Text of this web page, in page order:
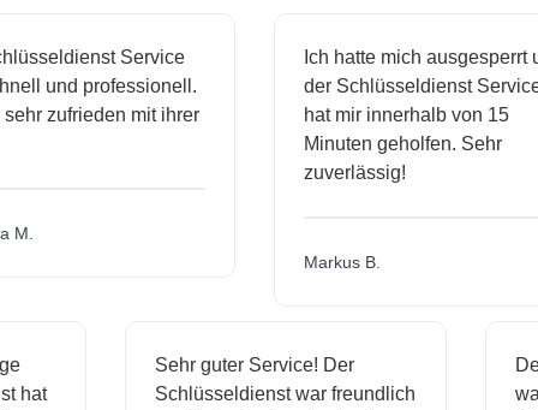
Service
und professionell.
zufrieden mit ihrer
M.
Ich hatte mich ausgesperrt
der Schlüsseldienst Service
hat mir innerhalb von 15
Minuten geholfen. Sehr
zuverlässig!
Markus B.
hat
Sehr guter Service! Der
Schlüsseldienst war freundlich